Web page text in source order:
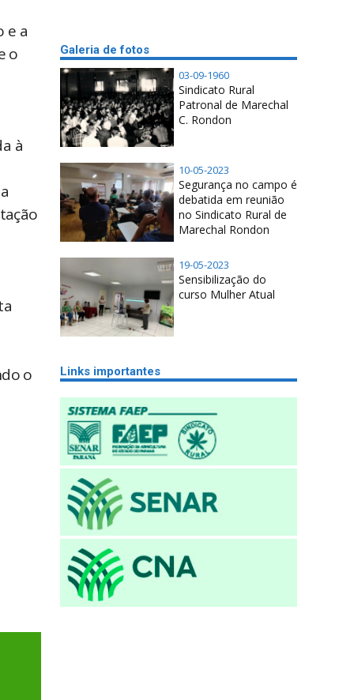
e a
o
à
o
Galeria de fotos
03-09-1960
Sindicato Rural
Patronal de Marechal
C. Rondon
10-05-2023
Segurança no campo é
debatida em reunião
no Sindicato Rural de
Marechal Rondon
19-05-2023
Sensibilização do
curso Mulher Atual
Links importantes